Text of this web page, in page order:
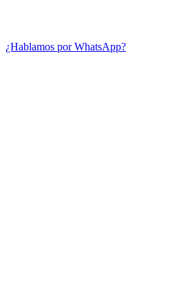
¿Hablamos por WhatsApp?